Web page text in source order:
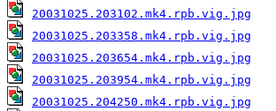
20031025.203102.mk4.rpb.vig.jpg
20031025.203358.mk4.rpb.vig.jpg
20031025.203654.mk4.rpb.vig.jpg
20031025.203954.mk4.rpb.vig.jpg
20031025.204250.mk4.rpb.vig.jpg